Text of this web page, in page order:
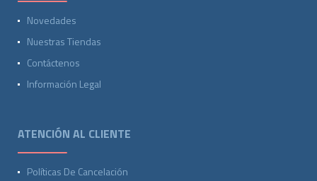
Novedades
Nuestras Tiendas
Contáctenos
Información Legal
ATENCIÓN AL CLIENTE
Políticas De Cancelación